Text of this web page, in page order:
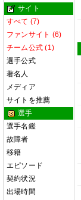
サイト
すべて (7)
ファンサイト (6)
チーム公式 (1)
選手公式
著名人
メディア
サイトを推薦
選手
選手名鑑
故障者
移籍
エピソード
契約状況
出場時間